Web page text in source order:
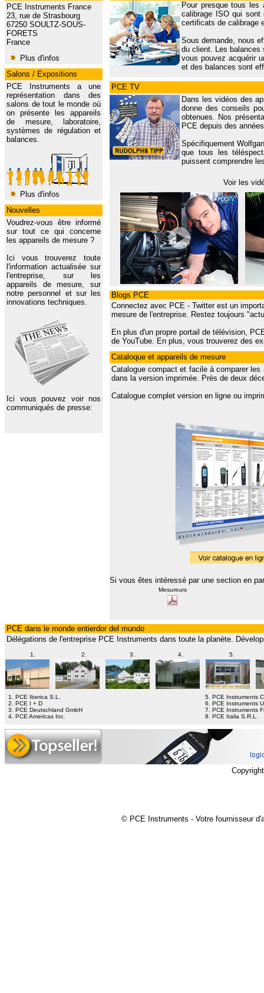
PCE Instruments France
23, rue de Strasbourg
67250 SOULTZ-SOUS-
FORETS
France
Plus d'infos
Salons / Expositions
PCE Instruments a une
représentation dans des
salons de tout le monde où
on présente les appareils
de mesure, laboratoire,
systèmes de régulation et
balances.
Plus d'infos
Nouvelles
Voudrez-vous être informé
sur tout ce qui concerne
les appareils de mesure ?
Ici vous trouverez toute
l'information actualisée sur
l'entreprise, sur les
appareils de mesure, sur
notre personnel et sur les
innovations techniques.
Ici vous pouvez voir nos
communiqués de presse:
Pour presque tous
calibrage ISO qui sont
certificats de calibrage
Sous demande, nous
du client. Les balances
vous pouvez acquérir
et des balances sont
PCE TV
Dans les vidéos des
donne des conseils
obtenues. Nos
PCE depuis des
Spécifiquement
que tous les
puissent comprendre
Voir les
Blogs PCE
Connectez avec PCE - Twitter est un
mesure de l'entreprise. Restez toujours
En plus d'un propre portail de télévision,
de YouTube. En plus, vous trouverez des
Cataloque et appareils de mesure
Catalogue compact et facile à comparer
dans la version imprimée. Près de deux
Catalogue complet version en ligne ou
Si vous êtes intéressé par une section en
Mesureurs
PCE dans le monde entierdor del mundo
Délégations de l'entreprise PCE Instruments dans toute la planète.
1. 2. 3. 4. 5.
1. PCE Iberica S.L.
2. PCE I + D
3. PCE Deutschland GmbH
4. PCE Americas Inc.
5. PCE Instruments
6. PCE Instruments
7. PCE Instruments
8. PCE Italia S.R.L.
© PCE Instruments - Votre fournisseur